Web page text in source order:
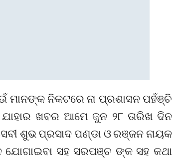
ମାନଙ୍କ ନିକଟରେ ନା ପ୍ରଶାସନ ପହଁଞ୍ଚି
ଖବର ଆମେ ଜୁନ ୨୮ ତାରିଖ ଦିନ
ଶୁଭ ପ୍ରସାଦ ପଣ୍ଡା ଓ ରଞ୍ଜନ ନାୟକ
ଯୋଗାଇବା ସହ ସରପଞ୍ଚ ଙ୍କ ସହ କଥା